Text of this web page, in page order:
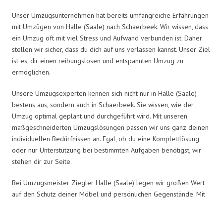
Unser Umzugsunternehmen hat bereits umfangreiche Erfahrungen
mit Umzügen von Halle (Saale) nach Schaerbeek. Wir wissen, dass
ein Umzug oft mit viel Stress und Aufwand verbunden ist. Daher
stellen wir sicher, dass du dich auf uns verlassen kannst. Unser Ziel
ist es, dir einen reibungslosen und entspannten Umzug zu
ermöglichen.
Unsere Umzugsexperten kennen sich nicht nur in Halle (Saale)
bestens aus, sondern auch in Schaerbeek. Sie wissen, wie der
Umzug optimal geplant und durchgeführt wird. Mit unseren
maßgeschneiderten Umzugslösungen passen wir uns ganz deinen
individuellen Bedürfnissen an. Egal, ob du eine Komplettlösung
oder nur Unterstützung bei bestimmten Aufgaben benötigst, wir
stehen dir zur Seite.
Bei Umzugsmeister Ziegler Halle (Saale) legen wir großen Wert
auf den Schutz deiner Möbel und persönlichen Gegenstände. Mit